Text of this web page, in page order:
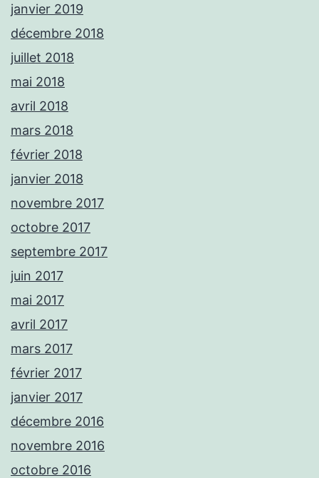
janvier 2019
décembre 2018
juillet 2018
mai 2018
avril 2018
mars 2018
février 2018
janvier 2018
novembre 2017
octobre 2017
septembre 2017
juin 2017
mai 2017
avril 2017
mars 2017
février 2017
janvier 2017
décembre 2016
novembre 2016
octobre 2016